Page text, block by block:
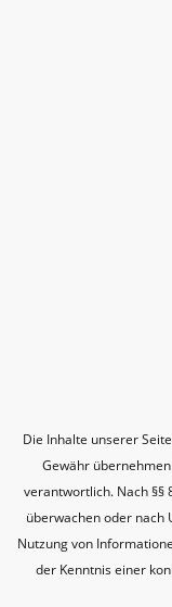
Die Inhalte unserer
Gewähr
verantwortlich. Nach
überwachen oder nach
Nutzung von
der Kenntnis einer